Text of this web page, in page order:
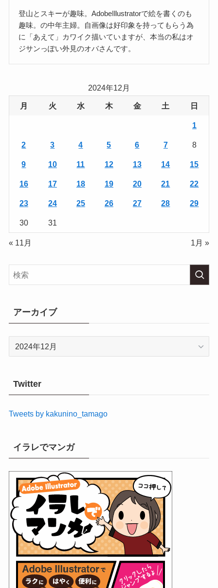
登山とスキーが趣味。AdobeIllustratorで絵を書くのも
趣味。の中年主婦。自画像は好印象を持ってもらう為
に「あえて」カワイク描いていますが、本当の私はオ
ジサンっぽい外見のオバさんです。
2024年12月
月 火 水 木 金 土 日
1
2 3 4 5 6 7 8
9 10 11 12 13 14 15
16 17 18 19 20 21 22
23 24 25 26 27 28 29
30 31
« 11月 1月 »
アーカイブ
Twitter
Tweets by kakunino_tamago
イラレでマンガ